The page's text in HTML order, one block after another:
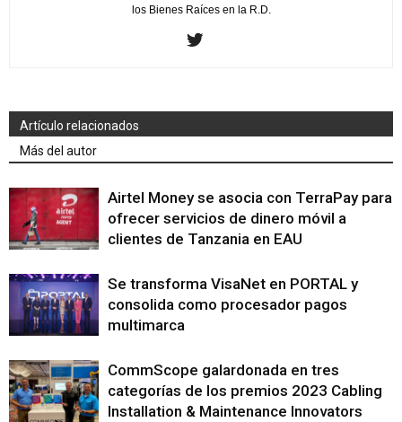
los Bienes Raíces en la R.D.
Artículo relacionados
Más del autor
Airtel Money se asocia con TerraPay para
ofrecer servicios de dinero móvil a
clientes de Tanzania en EAU
Se transforma VisaNet en PORTAL y
consolida como procesador pagos
multimarca
CommScope galardonada en tres
categorías de los premios 2023 Cabling
Installation & Maintenance Innovators